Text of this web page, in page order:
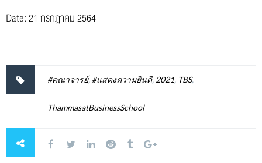
Date: 21 กรกฎาคม 2564
#คณาจารย์, #แสดงความยินดี, 2021, TBS,
ThammasatBusinessSchool